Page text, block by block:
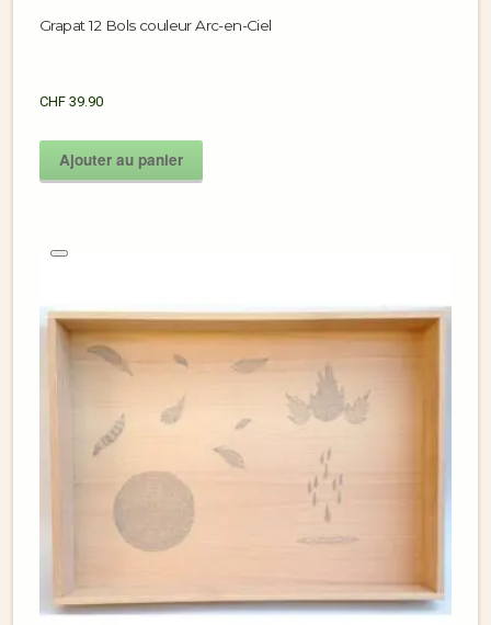
Grapat 12 Bols couleur Arc-en-Ciel
CHF 39.90
Ajouter au panier